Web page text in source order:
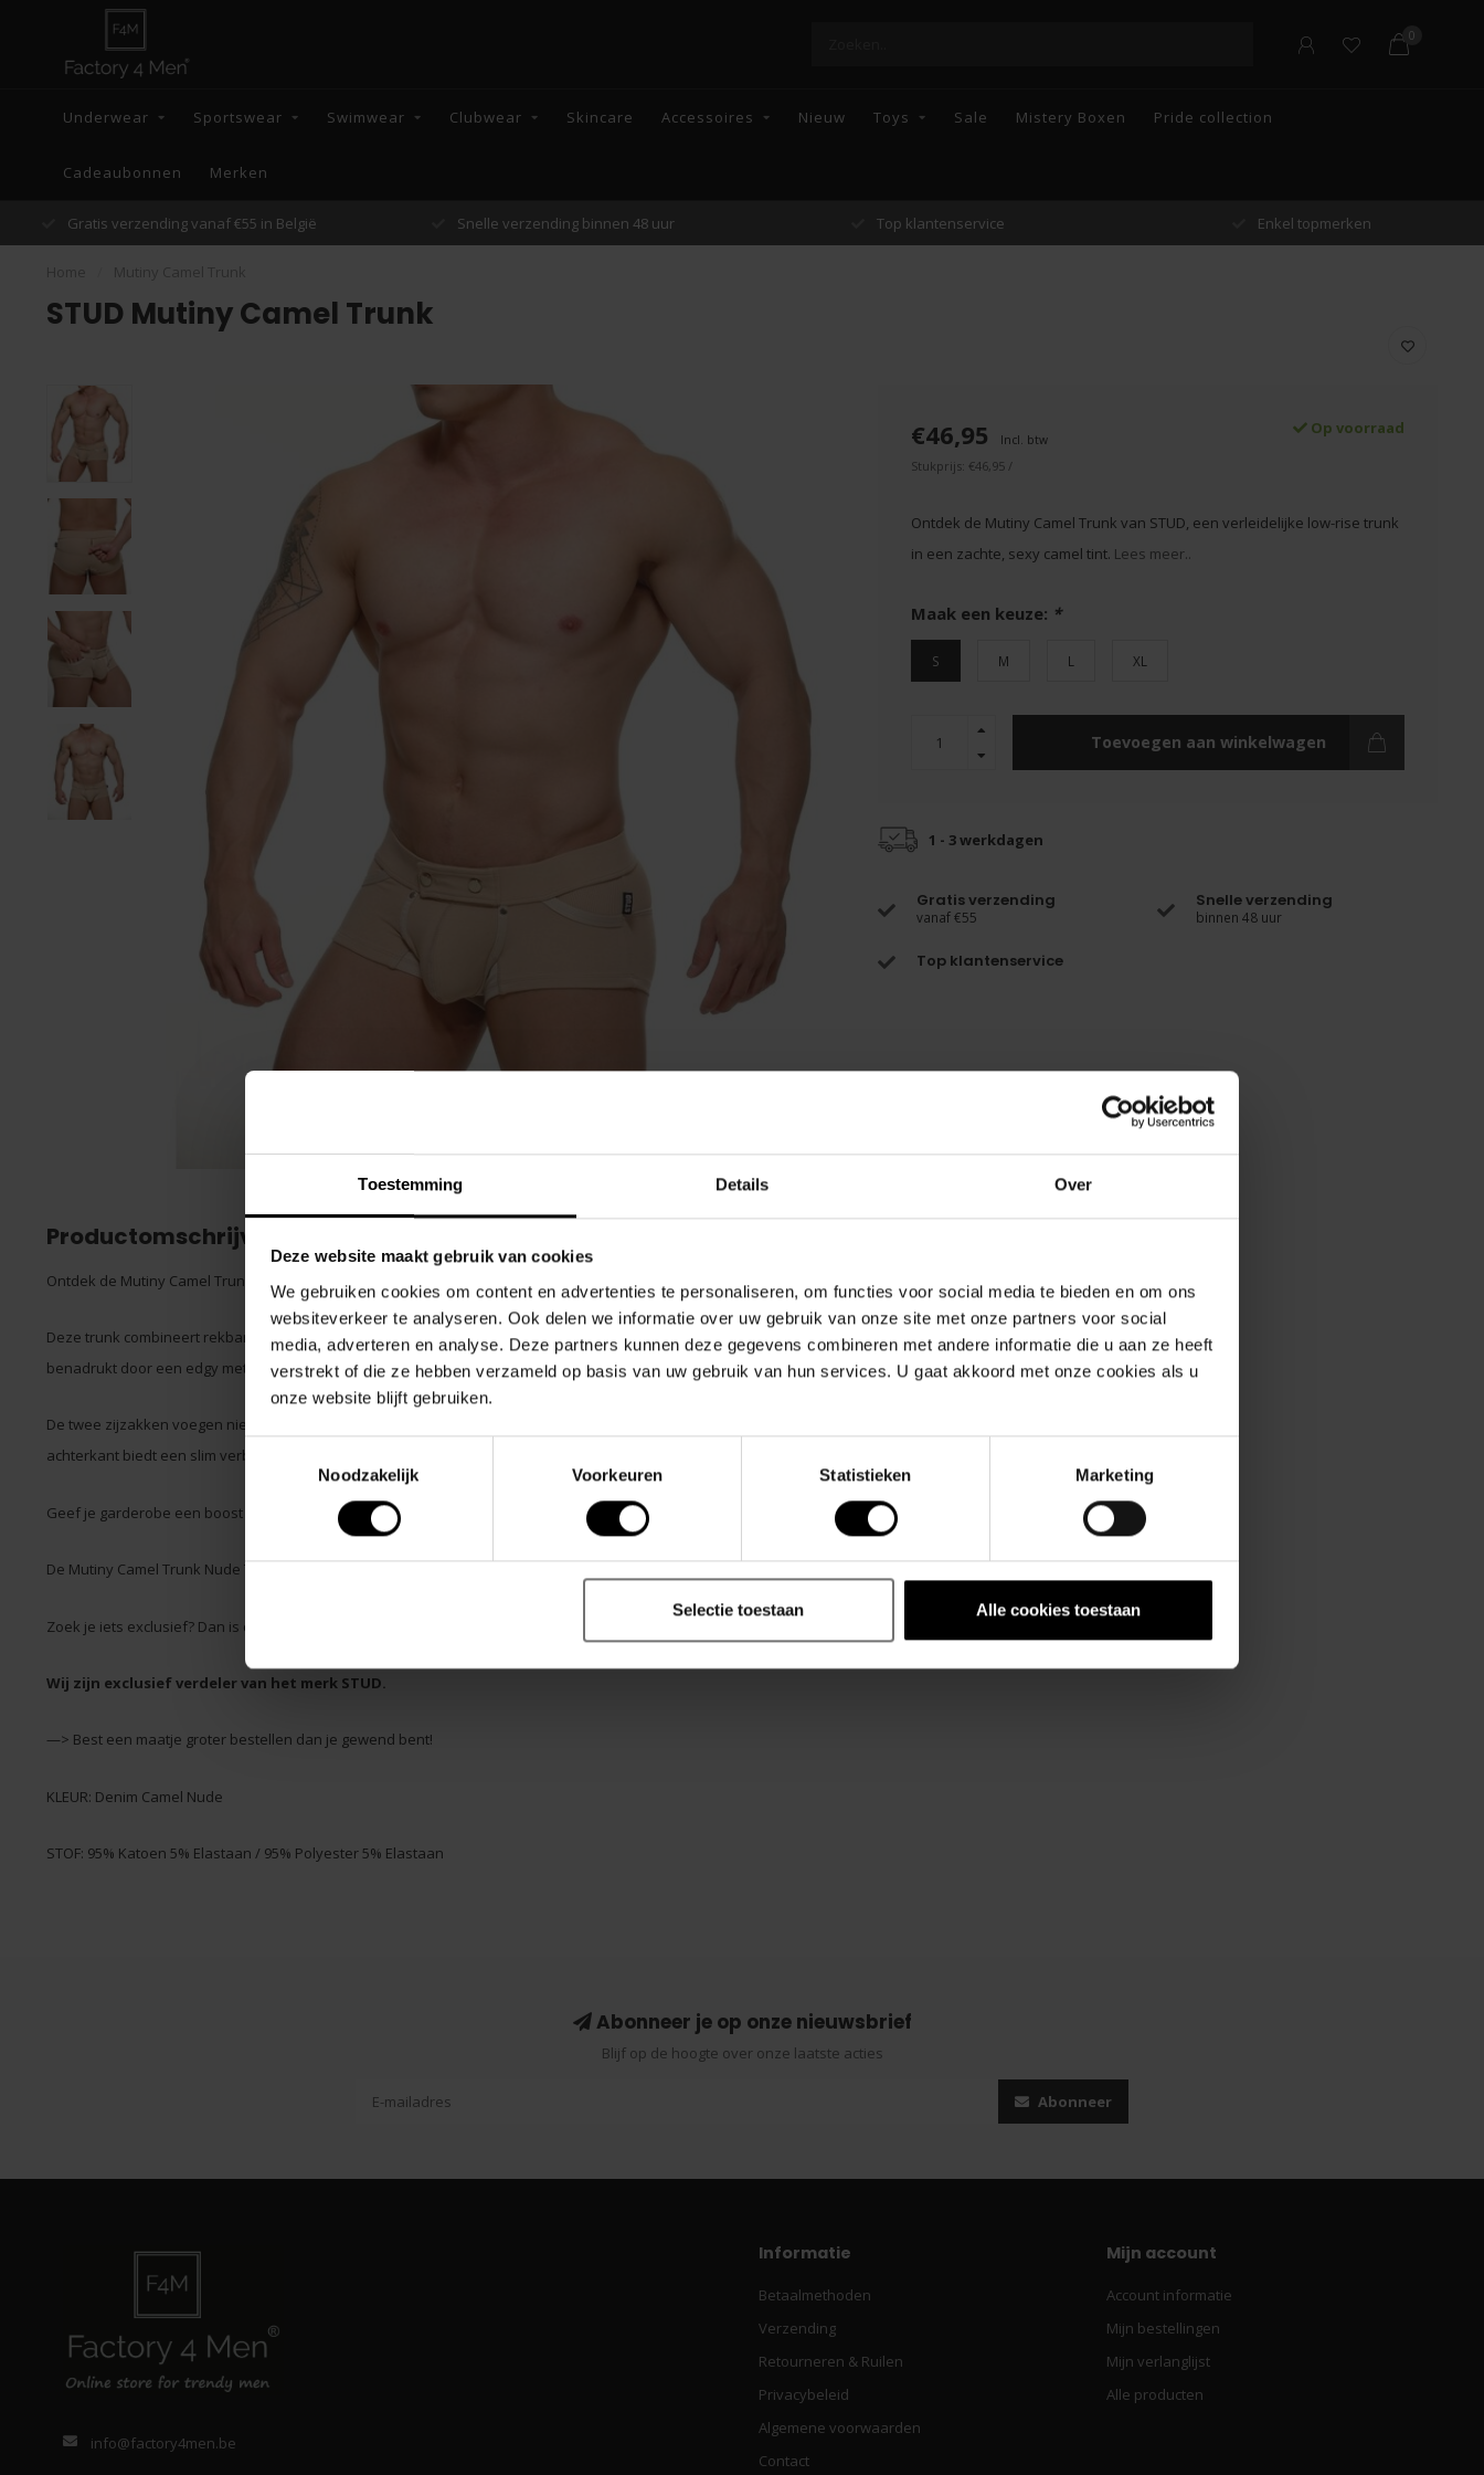
Toestemming Details Over
Deze website maakt gebruik van cookies
We gebruiken cookies om content en advertenties te personaliseren, om functies voor social media te bieden en om ons
websiteverkeer te analyseren. Ook delen we informatie over uw gebruik van onze site met onze partners voor social
media, adverteren en analyse. Deze partners kunnen deze gegevens combineren met andere informatie die u aan ze heeft
verstrekt of die ze hebben verzameld op basis van uw gebruik van hun services. U gaat akkoord met onze cookies als u
onze website blijft gebruiken.
Noodzakelijk
Voorkeuren Statistieken Marketing
Selectie toestaan Alle cookies toestaan
0
Underwear Sportswear Swimwear Clubwear Skincare Accessoires Nieuw Toys Sale Mistery Boxen Pride collection
Cadeaubonnen Merken
Snelle verzending binnen 48 uur Top klantenservice Enkel topmerken Gratis verzending vanaf €55 in België
STUD Mutiny Camel Trunk
€46,95 Incl. btw
Op voorraad
Stukprijs: €46,95 /
Ontdek de Mutiny Camel Trunk van STUD, een verleidelijke low-rise trunk
in een zachte, sexy camel tint. Lees meer..
Maak een keuze: *
S M L XL
Toevoegen aan winkelwagen
1 - 3 werkdagen
Gratis verzending
vanaf €55
Snelle verzending
binnen 48 uur
Top klantenservice
Productomschrijving
Ontdek de Mutiny Camel Trunk van STUD, een verleidelijke low-rise trunk in een zachte, sexy camel tint.
Deze trunk combineert rekbare denim met een luxueuze zachtheid, terwijl de voorgevormde pouch subtiel wordt
benadrukt door een edgy metalen klinknagel voor die extra flair.
De twee zijzakken voegen niet alleen functionaliteit toe, maar maken ook een gedurfd statement, en aan de
achterkant biedt een slim verborgen rits een speelse twist.
Geef je garderobe een boost en laat een onvergetelijke indruk achter.
De Mutiny Camel Trunk Nude Temptation roept je op om je grenzen te verleggen en sexy opnieuw te definiëren.
Zoek je iets exclusief? Dan is de collectie van STUD echt iets voor jou.
Wij zijn exclusief verdeler van het merk STUD.
—> Best een maatje groter bestellen dan je gewend bent!
KLEUR: Denim Camel Nude
STOF: 95% Katoen 5% Elastaan / 95% Polyester 5% Elastaan
Abonneer je op onze nieuwsbrief
Blijf op de hoogte over onze laatste acties
Abonneer
info@factory4men.be
Informatie
Betaalmethoden
Verzending
Retourneren & Ruilen
Privacybeleid
Algemene voorwaarden
Contact
Mijn account
Account informatie
Mijn bestellingen
Mijn verlanglijst
Alle producten